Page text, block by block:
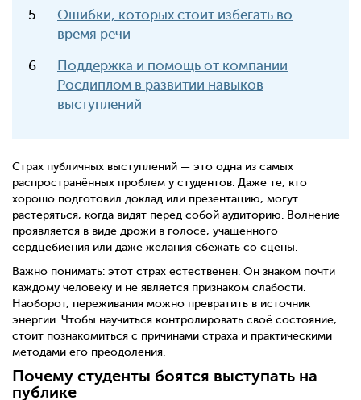
Ошибки, которых стоит избегать во
время речи
Поддержка и помощь от компании
Росдиплом в развитии навыков
выступлений
Страх публичных выступлений — это одна из самых
распространённых проблем у студентов. Даже те, кто
хорошо подготовил доклад или презентацию, могут
растеряться, когда видят перед собой аудиторию. Волнение
проявляется в виде дрожи в голосе, учащённого
сердцебиения или даже желания сбежать со сцены.
Важно понимать: этот страх естественен. Он знаком почти
каждому человеку и не является признаком слабости.
Наоборот, переживания можно превратить в источник
энергии. Чтобы научиться контролировать своё состояние,
стоит познакомиться с причинами страха и практическими
методами его преодоления.
Почему студенты боятся выступать на
публике